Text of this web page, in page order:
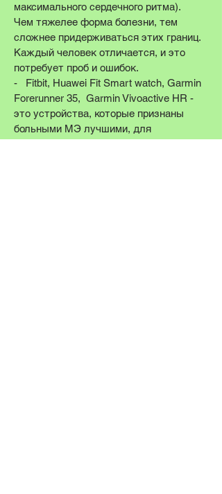
максимального сердечного ритма).
Чем тяжелее форма болезни, тем
сложнее придерживаться этих границ.
Каждый человек отличается, и это
потребует проб и ошибок.
- Fitbit, Huawei Fit Smart watch, Garmin
Forerunner 35, Garmin Vivoactive HR -
это устройства, которые признаны
больными МЭ лучшими, для